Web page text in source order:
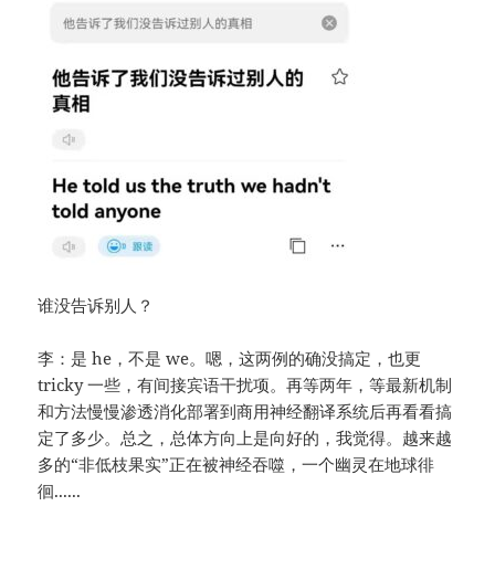
谁没告诉别人？
李：是 he，不是 we。嗯，这两例的确没搞定，也更
tricky 一些，有间接宾语干扰项。再等两年，等最新机制
和方法慢慢渗透消化部署到商用神经翻译系统后再看看搞
定了多少。总之，总体方向上是向好的，我觉得。越来越
多的“非低枝果实”正在被神经吞噬，一个幽灵在地球徘
徊......